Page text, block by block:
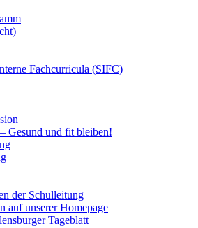
Fachcurricula (SIFC)
Gesund und fit bleiben!
der Schulleitung
auf unserer Homepage
Tageblatt